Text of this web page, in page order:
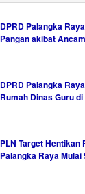
DPRD Palangka
Pangan akibat
DPRD Palangka
Rumah Dinas Guru
PLN Target
Palangka Raya